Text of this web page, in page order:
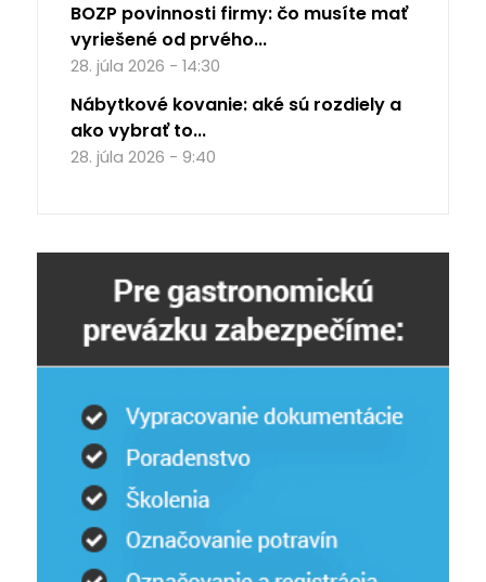
BOZP povinnosti firmy: čo musíte mať
vyriešené od prvého...
28. júla 2026 - 14:30
Nábytkové kovanie: aké sú rozdiely a
ako vybrať to...
28. júla 2026 - 9:40